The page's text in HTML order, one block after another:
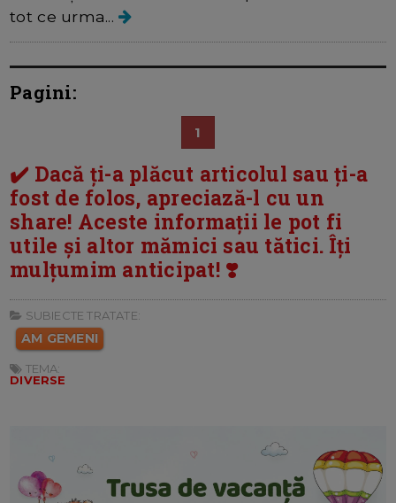
tot ce urma...
Pagini:
1
✔️ Dacă ți-a plăcut articolul sau ți-a
fost de folos, apreciază-l cu un
share! Aceste informații le pot fi
utile și altor mămici sau tătici. Îți
mulțumim anticipat! ❣️
SUBIECTE TRATATE:
AM GEMENI
TEMA:
DIVERSE